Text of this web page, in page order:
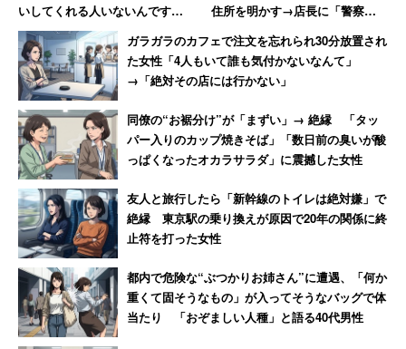
いしてくれる人いないんです
か？」と言われて絶句
住所を明かす→店長に「警察に
ガラガラのカフェで注文を忘れられ30分放置され
た女性「4人もいて誰も気付かないなんて」
→「絶対その店には行かない」
同僚の“お裾分け”が「まずい」→ 絶縁 「タッ
パー入りのカップ焼きそば」「数日前の臭いが酸
っぱくなったオカラサラダ」に震撼した女性
友人と旅行したら「新幹線のトイレは絶対嫌」で
絶縁 東京駅の乗り換えが原因で20年の関係に終
止符を打った女性
都内で危険な“ぶつかりお姉さん”に遭遇、「何か
重くて固そうなもの」が入ってそうなバッグで体
当たり 「おぞましい人種」と語る40代男性